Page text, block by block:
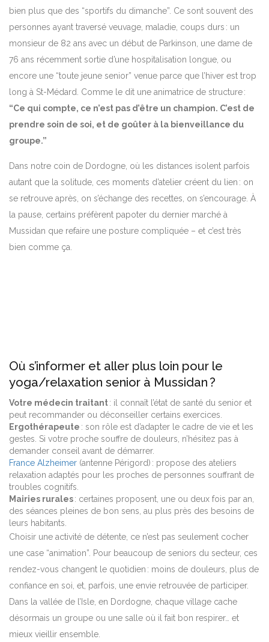
bien plus que des “sportifs du dimanche”. Ce sont souvent des
personnes ayant traversé veuvage, maladie, coups durs : un
monsieur de 82 ans avec un début de Parkinson, une dame de
76 ans récemment sortie d’une hospitalisation longue, ou
encore une “toute jeune senior” venue parce que l’hiver est trop
long à St-Médard. Comme le dit une animatrice de structure :
“Ce qui compte, ce n’est pas d’être un champion. C’est de
prendre soin de soi, et de goûter à la bienveillance du
groupe.”
Dans notre coin de Dordogne, où les distances isolent parfois
autant que la solitude, ces moments d’atelier créent du lien : on
se retrouve après, on s’échange des recettes, on s’encourage. À
la pause, certains préfèrent papoter du dernier marché à
Mussidan que refaire une posture compliquée – et c’est très
bien comme ça.
Où s’informer et aller plus loin pour le
yoga/relaxation senior à Mussidan ?
Votre médecin traitant: il connaît l’état de santé du senior et
peut recommander ou déconseiller certains exercices.
Ergothérapeute : son rôle est d’adapter le cadre de vie et les
gestes. Si votre proche souffre de douleurs, n’hésitez pas à
demander conseil avant de démarrer.
France Alzheimer (antenne Périgord) : propose des ateliers
relaxation adaptés pour les proches de personnes souffrant de
troubles cognitifs.
Mairies rurales: certaines proposent, une ou deux fois par an,
des séances pleines de bon sens, au plus près des besoins de
leurs habitants.
Choisir une activité de détente, ce n’est pas seulement cocher
une case “animation”. Pour beaucoup de seniors du secteur, ces
rendez-vous changent le quotidien : moins de douleurs, plus de
confiance en soi, et, parfois, une envie retrouvée de participer.
Dans la vallée de l’Isle, en Dordogne, chaque village cache
désormais un groupe ou une salle où il fait bon respirer… et
mieux vieillir ensemble.